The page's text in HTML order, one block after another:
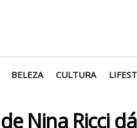
BELEZA CULTURA
Nina Ricci